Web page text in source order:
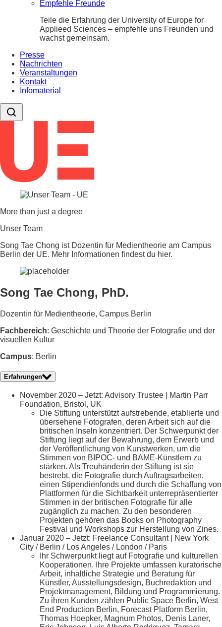
Empfehle Freunde
Teile die Erfahrung der University of Europe for
Applieed Sciences – empfehle uns Freunden und
wachst gemeinsam.
Presse
Nachrichten
Veranstaltungen
Kontakt
Infomaterial
More than just a degree
Unser Team
Song Tae Chong ist Dozentin für Medientheorie am Campus
Berlin der UE. Mehr Informationen findest du hier.
Song Tae Chong, PhD.
Dozentin für Medientheorie, Campus Berlin
Fachbereich: Geschichte und Theorie der Fotografie und der
visuellen Kultur
Campus: Berlin
Erfahrungen
November 2020 – Jetzt: Advisory Trustee | Martin Parr
Foundation, Bristol, UK
Die Stiftung unterstützt aufstrebende, etablierte und
übersehene Fotografen, deren Arbeit sich auf die
britischen Inseln konzentriert. Der Schwerpunkt der
Stiftung liegt auf der Bewahrung, dem Erwerb und
der Veröffentlichung von Kunstwerken, um die
Stimmen von BIPOC- und BAME-Künstlern zu
stärken. Als Treuhänderin der Stiftung ist sie
bestrebt, die Fotografie durch Auftragsarbeiten,
einen Stipendienfonds und durch die Schaffung von
Plattformen für die Sichtbarkeit unterrepräsentierter
Stimmen in der britischen Fotografie für alle
zugänglich zu machen. Zu den besonderen
Projekten gehören das Books on Photography
Festival und Workshops zur Herstellung von Zines.
Januar 2020 – Jetzt: Freelance Consultant | New York
City / Berlin / Los Angeles / London / Paris
Ihr Schwerpunkt liegt auf Fotografie und kulturellen
Kooperationen. Ihre Projekte umfassen kuratorische
Arbeit, inhaltliche Strategie und Beratung für
Künstler, Ausstellungsdesign, Buchredaktion und
Projektmanagement, Bildung und Programmierung.
Zu ihren Kunden zählen Public Space Berlin, West
End Production Berlin, Forecast Platform Berlin,
Thomas Hoepker, Magnum Photos, Denis Laner,